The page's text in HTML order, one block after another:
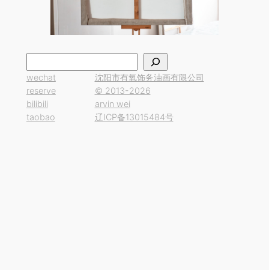
索
wechat
reserve
bilibili
taobao
沈阳市有氧饰务油画有限公司
© 2013-2026
arvin wei
辽ICP备13015484号